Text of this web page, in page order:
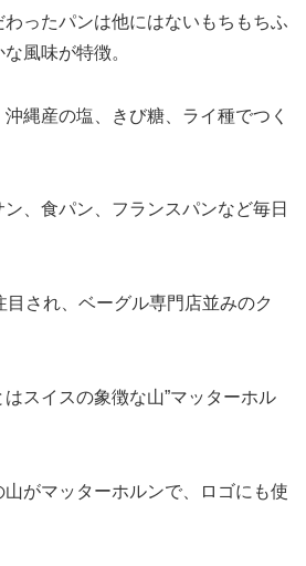
ったパンは他にはないもちもちふ
風味が特徴。
縄産の塩、きび糖、ライ種でつく
、食パン、フランスパンなど毎日
され、ベーグル専門店並みのク
スイスの象徴な山”マッターホル
がマッターホルンで、ロゴにも使